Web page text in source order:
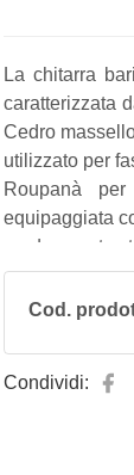
La chitarra
caratterizzata
Cedro
utilizzato per
Roupanà
equipaggiata
rende questo
di vista, non
Cod.
Condividi: